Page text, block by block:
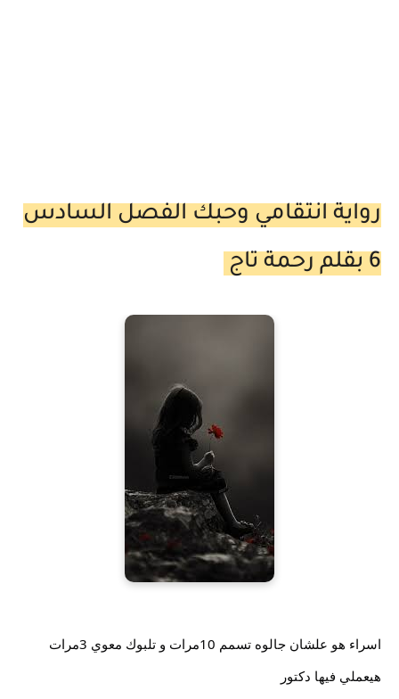
رواية انتقامي وحبك الفصل السادس
6 بقلم رحمة تاج
اسراء هو علشان جالوه تسمم 10مرات و تلبوك معوي 3مرات
هيعملي فيها دكتور